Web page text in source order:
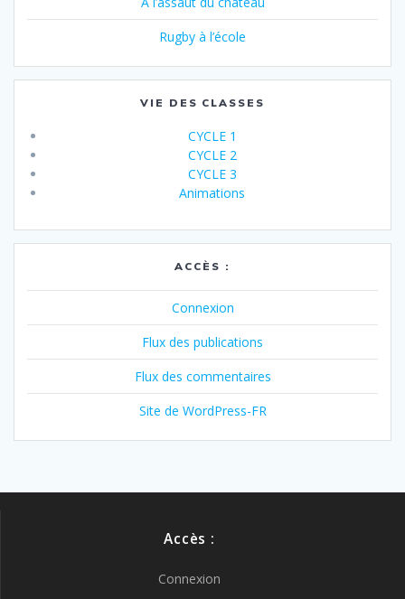
Rugby à l’école
VIE DES CLASSES
CYCLE 1
CYCLE 2
CYCLE 3
Animations
ACCÈS :
Connexion
Flux des publications
Flux des commentaires
Site de WordPress-FR
Accès :
Connexion